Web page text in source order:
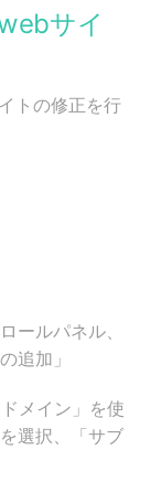
サイ
トの修正を行
ールパネル、
追加」
メイン」を使
選択、「サブ